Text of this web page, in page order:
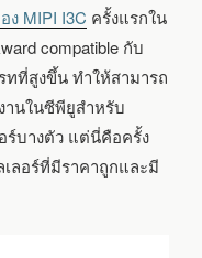
ง MIPI I3C ครั้งแรกใน
compatible กับ
ทที่สูงขึ้น ทำให้สามารถ
านในซีพียูสำหรับ
ร์บางตัว แต่นี่คือครั้ง
ลอร์ที่มีราคาถูกและมี